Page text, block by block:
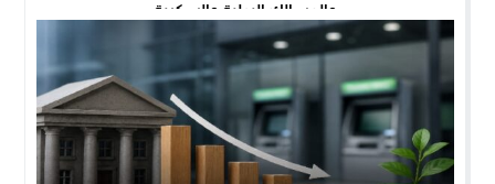
والمسالك البولية والسكرية